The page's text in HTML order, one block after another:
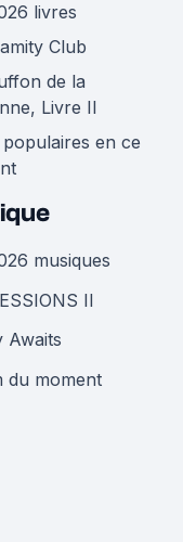
livres
Club
de la
Livre II
en ce
musiques
II
Awaits
du moment